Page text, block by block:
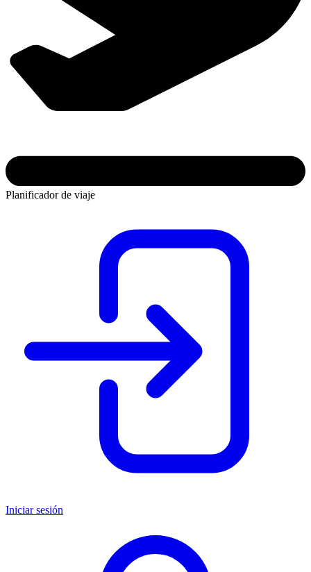
Planificador de viaje
Iniciar sesión